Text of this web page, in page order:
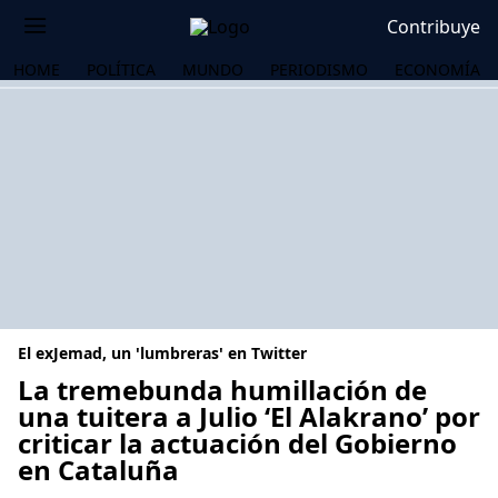
Contribuye
HOME POLÍTICA MUNDO PERIODISMO ECONOMÍA
El exJemad, un 'lumbreras' en Twitter
La tremebunda humillación de
una tuitera a Julio ‘El Alakrano’ por
criticar la actuación del Gobierno
en Cataluña